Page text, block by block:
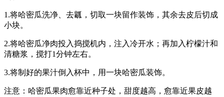
1.将哈密瓜洗净、去瓤，切取一块留作装饰，其余去皮后切成
小块。
2.将哈密瓜净肉投入捣搅机内，注入冷开水；再加入柠檬汁和
清糖浆，搅打1分钟左右。
3.将制好的果汁倒入杯中，用一块哈密瓜装饰。
注意：哈密瓜果肉愈靠近种子处，甜度越高，愈靠近果皮越